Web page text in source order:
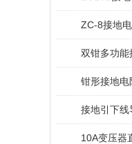
ZC-8接地
双钳多功能
钳形接地电
接地引下线
10A变压器